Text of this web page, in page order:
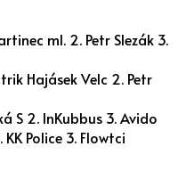
ml. 2. Petr Slezák 3.
Hajásek Velc 2. Petr
S 2. InKubbus 3. Avido
Police 3. Flowtci